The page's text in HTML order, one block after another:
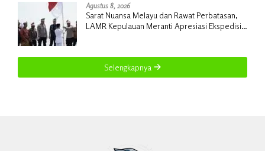
Agustus 8, 2026
Sarat Nuansa Melayu dan Rawat Perbatasan,
LAMR Kepulauan Meranti Apresiasi Ekspedisi
Selengkapnya